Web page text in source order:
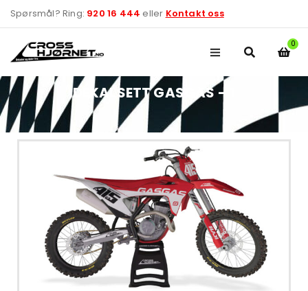
Spørsmål? Ring: 920 16 444 eller Kontakt oss
0
DEKALSETT GASGAS – 1